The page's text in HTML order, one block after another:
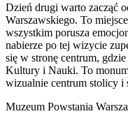
Dzień drugi warto zacząć
Warszawskiego. To
wszystkim porusza
nabierze po tej wizycie
się w stronę centrum,
Kultury i Nauki. To
wizualnie centrum stolicy i
Muzeum Powstania